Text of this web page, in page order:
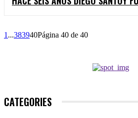
1 ...383940Página 40 de 40
CATEGORIES